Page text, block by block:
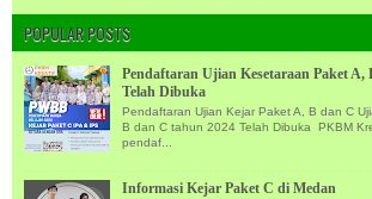
POPULAR POSTS
Pendaftaran Ujian Kesetaraan Paket A,
Telah Dibuka
Pendaftaran Ujian Kejar Paket A, B dan C
B dan C tahun 2024 Telah Dibuka PKBM
pendaf...
Informasi Kejar Paket C di Medan